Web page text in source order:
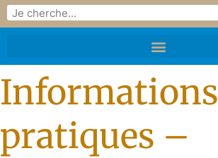
Informations
pratiques –